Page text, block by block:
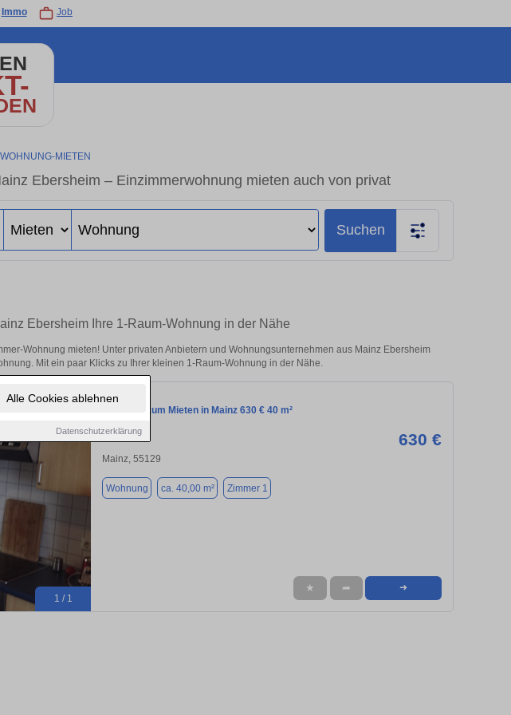
Alle Cookies ablehnen
Datenschutzerklärung
Immo Job
MIETEN
Ebersheim – Einzimmerwohnung mieten auch von privat
Suchen
Ebersheim Ihre 1-Raum-Wohnung in der Nähe
Wohnung mieten! Unter privaten Anbietern und Wohnungsunternehmen aus Mainz Ebersheim
Mit ein paar Klicks zu Ihrer kleinen 1-Raum-Wohnung in der Nähe.
1 / 1
Wohnung zum Mieten in Mainz 630 € 40 m²
630 €
Mainz, 55129
Wohnung ca. 40,00 m² Zimmer 1
★ ➦ ➜